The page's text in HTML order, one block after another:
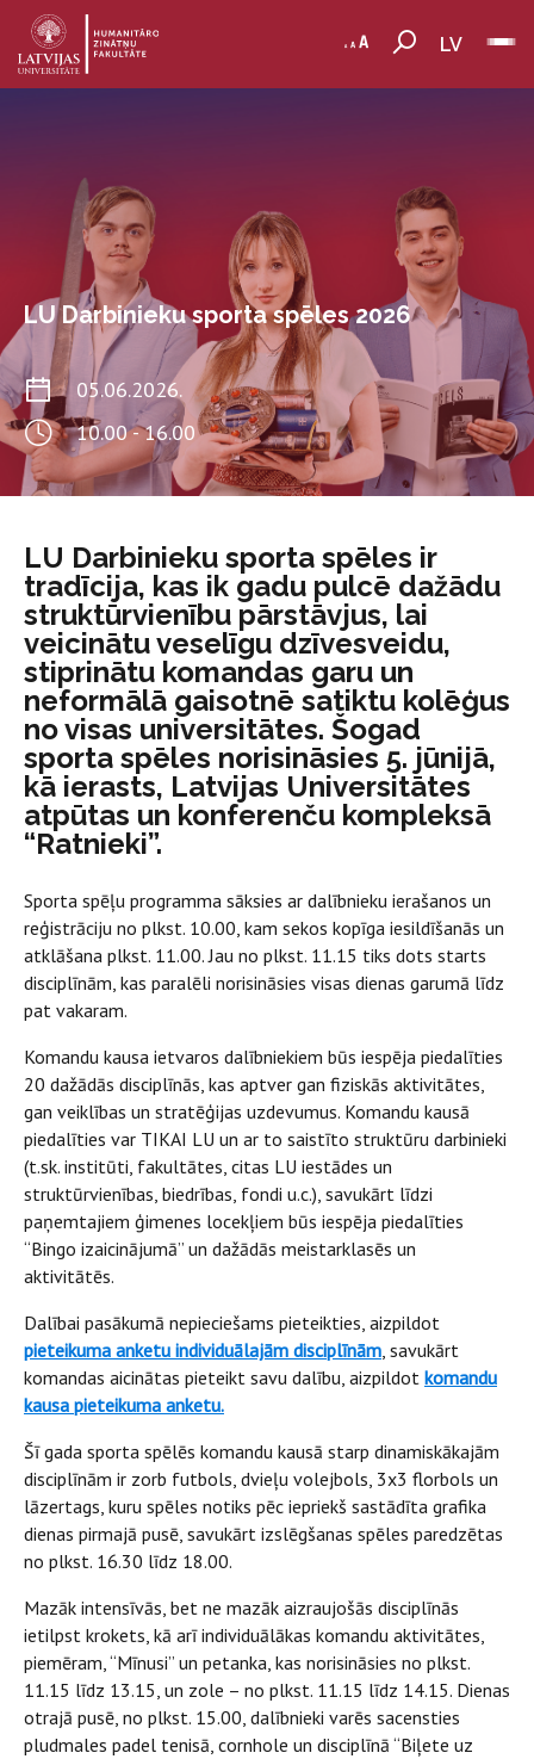
LV
LU Darbinieku sporta spēles 2026
05.06.2026.
10.00 - 16.00
LU Darbinieku sporta spēles ir
tradīcija, kas ik gadu pulcē dažādu
struktūrvienību pārstāvjus, lai
veicinātu veselīgu dzīvesveidu,
stiprinātu komandas garu un
neformālā gaisotnē satiktu kolēģus
no visas universitātes. Šogad
sporta spēles norisināsies 5. jūnijā,
kā ierasts, Latvijas Universitātes
atpūtas un konferenču kompleksā
“Ratnieki”.
Sporta spēļu programma sāksies ar dalībnieku ierašanos un
reģistrāciju no plkst. 10.00, kam sekos kopīga iesildīšanās un
atklāšana plkst. 11.00. Jau no plkst. 11.15 tiks dots starts
disciplīnām, kas paralēli norisināsies visas dienas garumā līdz
pat vakaram.
Komandu kausa ietvaros dalībniekiem būs iespēja piedalīties
20 dažādās disciplīnās, kas aptver gan fiziskās aktivitātes,
gan veiklības un stratēģijas uzdevumus. Komandu kausā
piedalīties var TIKAI LU un ar to saistīto struktūru darbinieki
(t.sk. institūti, fakultātes, citas LU iestādes un
struktūrvienības, biedrības, fondi u.c.), savukārt līdzi
paņemtajiem ģimenes locekļiem būs iespēja piedalīties
“Bingo izaicinājumā” un dažādās meistarklasēs un
aktivitātēs.
Dalībai pasākumā nepieciešams pieteikties, aizpildot
pieteikuma anketu individuālajām disciplīnām, savukārt
komandas aicinātas pieteikt savu dalību, aizpildot komandu
kausa pieteikuma anketu.
Šī gada sporta spēlēs komandu kausā starp dinamiskākajām
disciplīnām ir zorb futbols, dvieļu volejbols, 3x3 florbols un
lāzertags, kuru spēles notiks pēc iepriekš sastādīta grafika
dienas pirmajā pusē, savukārt izslēgšanas spēles paredzētas
no plkst. 16.30 līdz 18.00.
Mazāk intensīvās, bet ne mazāk aizraujošās disciplīnās
ietilpst krokets, kā arī individuālākas komandu aktivitātes,
piemēram, “Mīnusi” un petanka, kas norisināsies no plkst.
11.15 līdz 13.15, un zole – no plkst. 11.15 līdz 14.15. Dienas
otrajā pusē, no plkst. 15.00, dalībnieki varēs sacensties
pludmales padel tenisā, cornhole un disciplīnā “Biļete uz